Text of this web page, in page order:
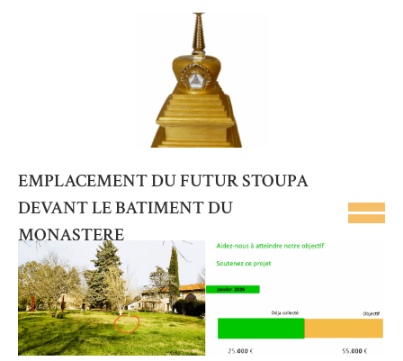
EMPLACEMENT DU FUTUR STOUPA
DEVANT LE BATIMENT DU
MONASTERE